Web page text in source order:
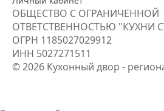
ОБЩЕСТВО С ОГРАНИЧЕННОЙ
ОТВЕТСТВЕННОСТЬЮ "КУХНИ
ОГРН 1185027029912
ИНН 5027271511
© 2026 Кухонный двор -